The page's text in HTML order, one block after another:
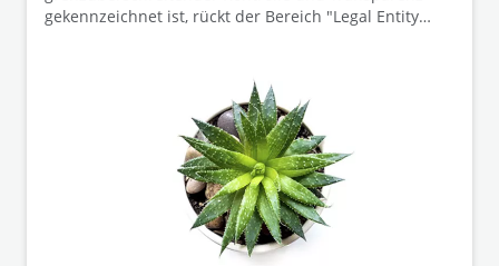
gekennzeichnet ist, rückt der Bereich "Legal Entity